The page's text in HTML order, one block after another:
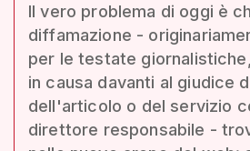
Il vero problema di oggi è
diffamazione -
per le testate
in causa davanti al giudice
dell'articolo o del servizio
direttore responsabile -